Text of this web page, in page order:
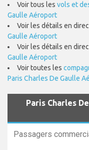
Voir tous les vols et
Gaulle Aéroport
Voir les détails en
Gaulle Aéroport
Voir les détails en
Gaulle Aéroport
Voir toutes les
Paris Charles De Gaulle
Paris Charles
Passagers